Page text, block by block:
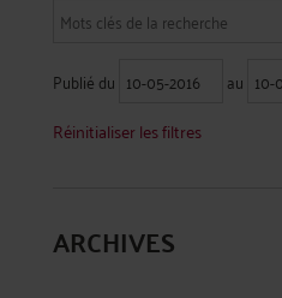
Publié du
au
Réinitialiser les filtres
ARCHIVES